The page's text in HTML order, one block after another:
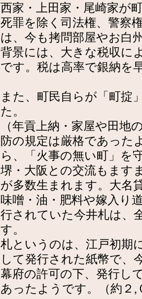
西家・上田家・尾崎家が
死罪を除く司法権、警察
は、今も拷問部屋やお白
背景には、大きな税収に
です。税は高率で銀納を
また、町民自らが「町掟
た。
（年貢上納・家屋や田地
防の規定は厳格であった
ら、「火事の無い町」を
堺・大阪との交流もます
が多数生まれます。大名
味噌・油・肥料や嫁入り
行されていた今井札は、
す。
札というのは、江戸初期
して発行された紙幣で、
幕府の許可の下、発行し
あったようです。（約２,